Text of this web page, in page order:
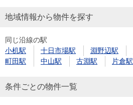
探
す
購入向け
住宅ロー
サービス
検索
住まいと
暮らしの
売却ガイ
地域情報から物件を探す
同じ沿線の駅
小机駅
十日市場駅 淵野辺駅
町田駅
中山駅 古淵駅 片倉駅
条件ごとの物件一覧